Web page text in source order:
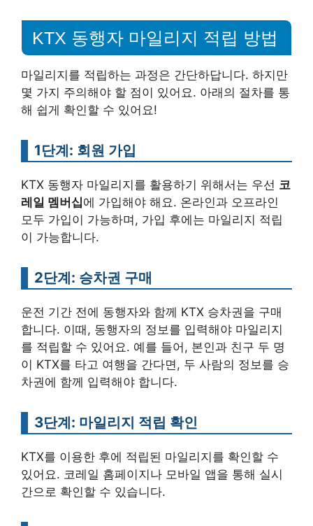
KTX 동행자 마일리지 적립 방법
마일리지를 적립하는 과정은 간단하답니다. 하지만
몇 가지 주의해야 할 점이 있어요. 아래의 절차를 통
해 쉽게 확인할 수 있어요!
1단계: 회원 가입
KTX 동행자 마일리지를 활용하기 위해서는 우선 코
레일 멤버십에 가입해야 해요. 온라인과 오프라인
모두 가입이 가능하며, 가입 후에는 마일리지 적립
이 가능합니다.
2단계: 승차권 구매
운전 기간 전에 동행자와 함께 KTX 승차권을 구매
합니다. 이때, 동행자의 정보를 입력해야 마일리지
를 적립할 수 있어요. 예를 들어, 본인과 친구 두 명
이 KTX를 타고 여행을 간다면, 두 사람의 정보를 승
차권에 함께 입력해야 합니다.
3단계: 마일리지 적립 확인
KTX를 이용한 후에 적립된 마일리지를 확인할 수
있어요. 코레일 홈페이지나 모바일 앱을 통해 실시
간으로 확인할 수 있습니다.